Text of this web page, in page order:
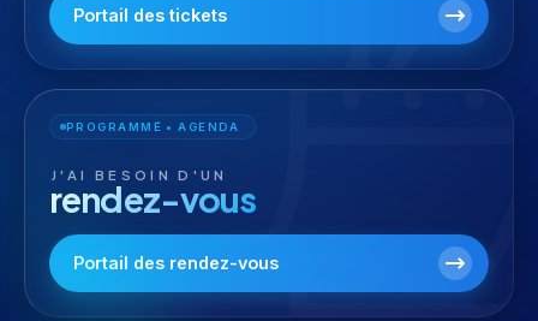
Portail des tickets
PROGRAMMÉ • AGENDA
J'AI BESOIN D'UN
rendez-vous
Portail des rendez-vous